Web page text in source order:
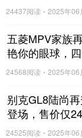
24437阅读 2025年06
五菱MPV家族
艳你的眼球，
来选择！
24568阅读 2025年06
别克GL8陆尚
登场，售价仅
24525阅读 2025年06